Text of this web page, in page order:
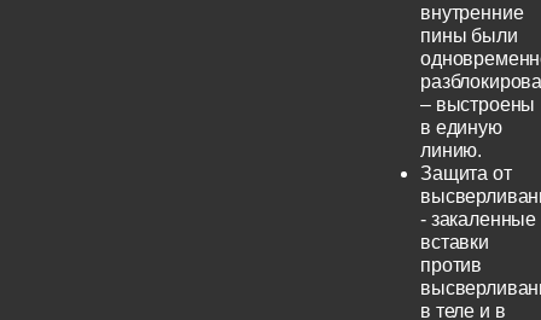
внутренние
пины были
– выстроены
в единую
линию.
Защита от
- закаленные
вставки
против
в теле и в